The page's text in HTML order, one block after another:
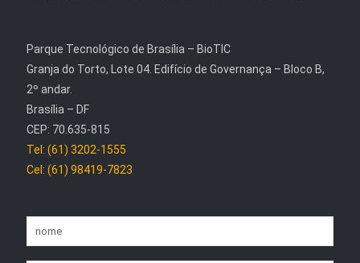
Parque Tecnológico de Brasília – BioTIC
Granja do Torto, Lote 04. Edifício de Governança – Bloco B,
2º andar.
Brasília – DF
CEP: 70.635-815
Tel: (61) 3202-1555
Cel: (61) 98419-7823